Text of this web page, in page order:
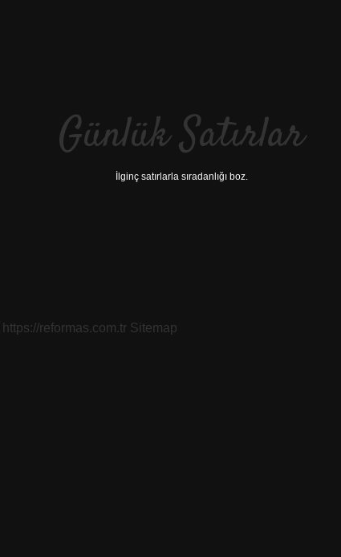
Günlük Satırlar
İlginç satırlarla sıradanlığı boz.
https://reformas.com.tr Sitemap